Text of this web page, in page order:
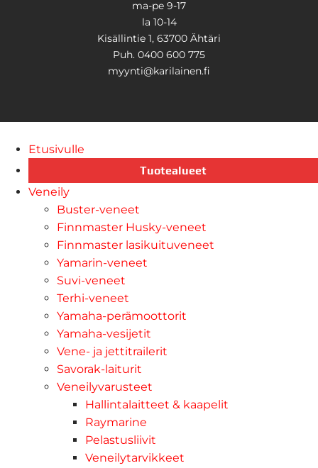
ma-pe 9-17
la 10-14
Kisällintie 1, 63700 Ähtäri
Puh. 0400 600 775
myynti@karilainen.fi
Etusivulle
Tuotealueet
Veneily
Buster-veneet
Finnmaster Husky-veneet
Finnmaster lasikuituveneet
Yamarin-veneet
Suvi-veneet
Terhi-veneet
Yamaha-perämoottorit
Yamaha-vesijetit
Vene- ja jettitrailerit
Savorak-laiturit
Veneilyvarusteet
Hallintalaitteet & kaapelit
Raymarine
Pelastusliivit
Veneilytarvikkeet